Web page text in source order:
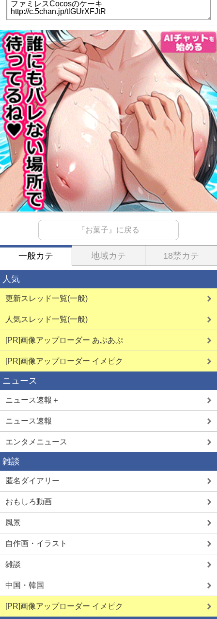
『お菓子』に戻る
一般カテ 地域カテ 18禁カテ
人気
更新スレッド一覧(一般)
人気スレッド一覧(一般)
[PR]画像アップローダー あぷあぷ
[PR]画像アップローダー イメピク
ニュース
ニュース速報＋
ニュース速報
エンタメニュース
雑談
匿名ダイアリー
おもしろ動画
風景
自作画・イラスト
雑談
中国・韓国
[PR]画像アップローダー イメピク